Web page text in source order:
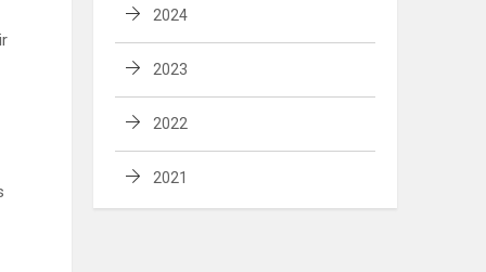
2024
2023
2022
2021